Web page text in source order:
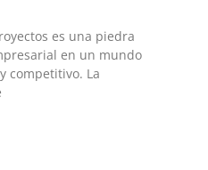
es una piedra
en un mundo
competitivo. La